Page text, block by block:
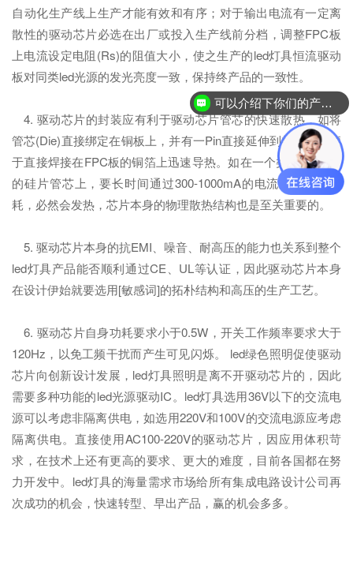
自动化生产线上生产才能有效和有序；对于输出电流有一定离
散性的驱动芯片必选在出厂或投入生产线前分档，调整FPC板
上电流设定电阻(Rs)的阻值大小，使之生产的led灯具恒流驱动
板对同类led光源的发光亮度一致，保持终产品的一致性。
4. 驱动芯片的封装应有利于驱动芯片管芯的快速散热，如将
管芯(Die)直接绑定在铜板上，并有一Pin直接延伸到封装外，便
于直接焊接在FPC板的铜箔上迅速导热。如在一个类似4X4mm
的硅片管芯上，要长时间通过300-1000mA的电流，必然有功
耗，必然会发热，芯片本身的物理散热结构也是至关重要的。
5. 驱动芯片本身的抗EMI、噪音、耐高压的能力也关系到整个
led灯具产品能否顺利通过CE、UL等认证，因此驱动芯片本身
在设计伊始就要选用[敏感词]的拓朴结构和高压的生产工艺。
6. 驱动芯片自身功耗要求小于0.5W，开关工作频率要求大于
120Hz，以免工频干扰而产生可见闪烁。 led绿色照明促使驱动
芯片向创新设计发展，led灯具照明是离不开驱动芯片的，因此
需要多种功能的led光源驱动IC。led灯具选用36V以下的交流电
源可以考虑非隔离供电，如选用220V和100V的交流电源应考虑
隔离供电。直接使用AC100-220V的驱动芯片，因应用体积苛
求，在技术上还有更高的要求、更大的难度，目前各国都在努
力开发中。led灯具的海量需求市场给所有集成电路设计公司再
次成功的机会，快速转型、早出产品，赢的机会多多。
可以介绍下你们的产品么？